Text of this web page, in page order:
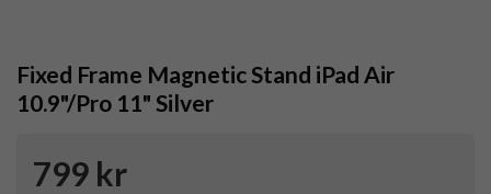
Fixed Frame Magnetic Stand iPad Air
10.9"/Pro 11" Silver
799 kr